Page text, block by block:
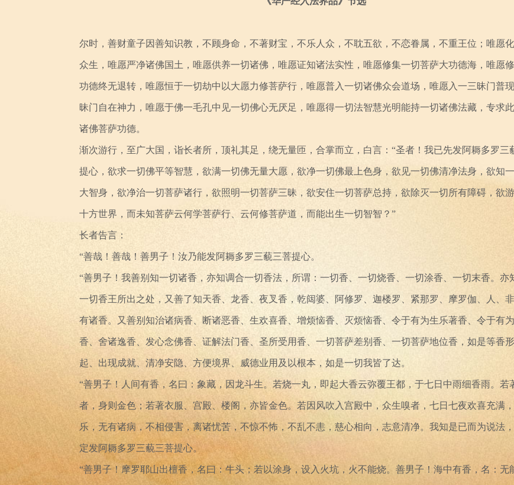
尔时，善财童子因善知识教，不顾身命，不著财宝，不乐人众，不耽五欲，不恋眷属，不重王位；唯愿
众生，唯愿严净诸佛国土，唯愿供养一切诸佛，唯愿证知诸法实性，唯愿修集一切菩萨大功德海，唯愿
功德终无退转，唯愿恒于一切劫中以大愿力修菩萨行，唯愿普入一切诸佛众会道场，唯愿入一三昧门普
昧门自在神力，唯愿于佛一毛孔中见一切佛心无厌足，唯愿得一切法智慧光明能持一切诸佛法藏，专求
诸佛菩萨功德。
渐次游行，至广大国，诣长者所，顶礼其足，绕无量匝，合掌而立，白言：“圣者！我已先发阿耨多罗三
提心，欲求一切佛平等智慧，欲满一切佛无量大愿，欲净一切佛最上色身，欲见一切佛清净法身，欲知
大智身，欲净治一切菩萨诸行，欲照明一切菩萨三昧，欲安住一切菩萨总持，欲除灭一切所有障碍，欲
十方世界，而未知菩萨云何学菩萨行、云何修菩萨道，而能出生一切智智？”
长者告言：
“善哉！善哉！善男子！汝乃能发阿耨多罗三藐三菩提心。
“善男子！我善别知一切诸香，亦知调合一切香法，所谓：一切香、一切烧香、一切涂香、一切末香。亦
一切香王所出之处，又善了知天香、龙香、夜叉香，乾闼婆、阿修罗、迦楼罗、紧那罗、摩罗伽、人、
有诸香。又善别知治诸病香、断诸恶香、生欢喜香、增烦恼香、灭烦恼香、令于有为生乐著香、令于有
香、舍诸逸香、发心念佛香、证解法门香、圣所受用香、一切菩萨差别香、一切菩萨地位香，如是等香
起、出现成就、清净安隐、方便境界、威德业用及以根本，如是一切我皆了达。
“善男子！人间有香，名曰：象藏，因龙斗生。若烧一丸，即起大香云弥覆王都，于七日中雨细香雨。若
者，身则金色；若著衣服、宫殿、楼阁，亦皆金色。若因风吹入宫殿中，众生嗅者，七日七夜欢喜充满
乐，无有诸病，不相侵害，离诸忧苦，不惊不怖，不乱不恚，慈心相向，志意清净。我知是已而为说法
定发阿耨多罗三藐三菩提心。
“善男子！摩罗耶山出檀香，名曰：牛头；若以涂身，设入火坑，火不能烧。善男子！海中有香，名：无